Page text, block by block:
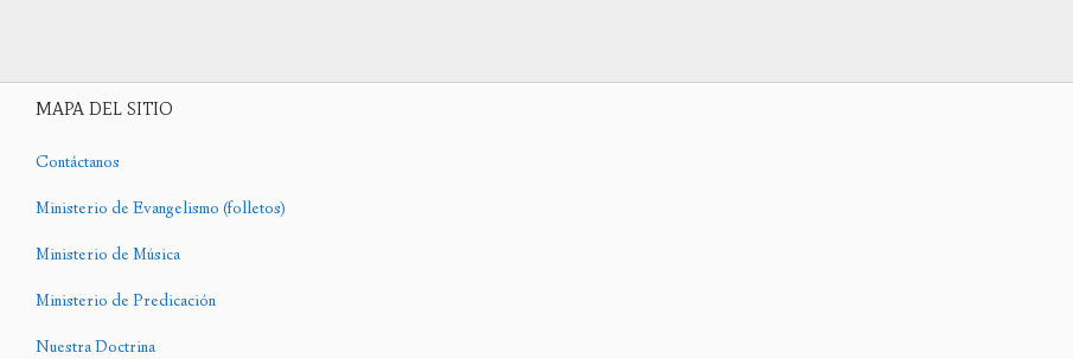
MAPA DEL SITIO
Contáctanos
Ministerio de Evangelismo (folletos)
Ministerio de Música
Ministerio de Predicación
Nuestra Doctrina